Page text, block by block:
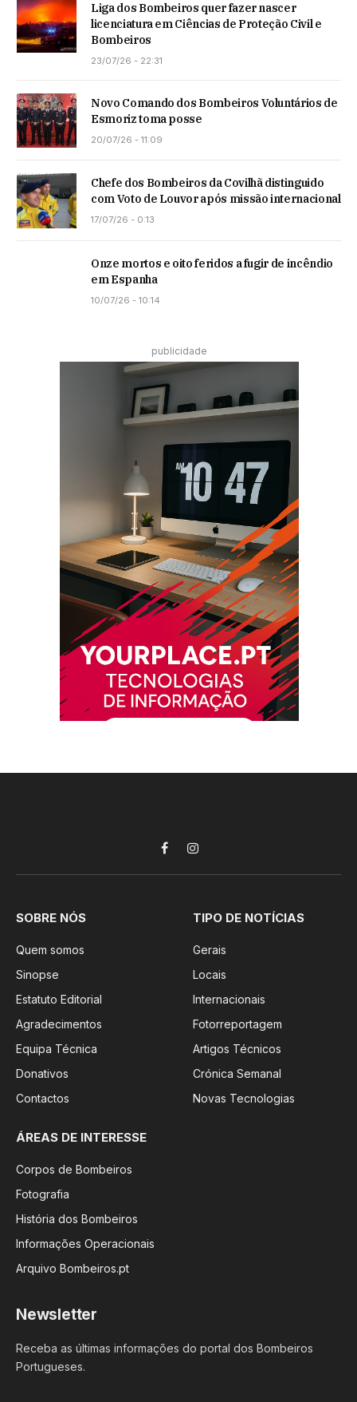
Liga dos Bombeiros quer fazer nascer
licenciatura em Ciências de Proteção Civil e
Bombeiros
23/07/26 - 22:31
Novo Comando dos Bombeiros Voluntários de
Esmoriz toma posse
20/07/26 - 11:09
Chefe dos Bombeiros da Covilhã distinguido
com Voto de Louvor após missão internacional
17/07/26 - 0:13
Onze mortos e oito feridos a fugir de incêndio
em Espanha
10/07/26 - 10:14
publicidade
FacebookInstagram
SOBRE NÓS
Quem somos
Sinopse
Estatuto Editorial
Agradecimentos
Equipa Técnica
Donativos
Contactos
TIPO DE NOTÍCIAS
Gerais
Locais
Internacionais
Fotorreportagem
Artigos Técnicos
Crónica Semanal
Novas Tecnologias
ÁREAS DE INTERESSE
Corpos de Bombeiros
Fotografia
História dos Bombeiros
Informações Operacionais
Arquivo Bombeiros.pt
Newsletter
Receba as últimas informações do portal dos Bombeiros
Portugueses.